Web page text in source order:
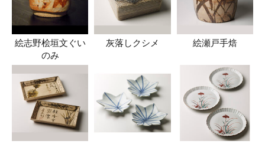
絵志野桧垣文ぐい
のみ
灰落しクシメ 絵瀬戸手焙